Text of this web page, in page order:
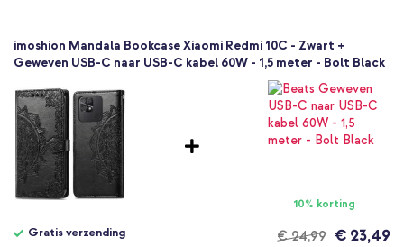
imoshion Mandala Bookcase Xiaomi Redmi 10C - Zwart +
Geweven USB-C naar USB-C kabel 60W - 1,5 meter - Bolt Black
10% korting
€ 24,99
Gratis verzending € 23,49